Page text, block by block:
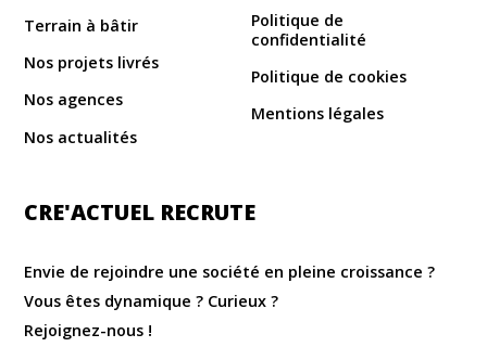
Terrain à bâtir
Nos projets livrés
Nos agences
Nos actualités
Politique de
confidentialité
Politique de cookies
Mentions légales
CRE'ACTUEL RECRUTE
Envie de rejoindre une société en pleine croissance ?
Vous êtes dynamique ? Curieux ?
Rejoignez-nous !